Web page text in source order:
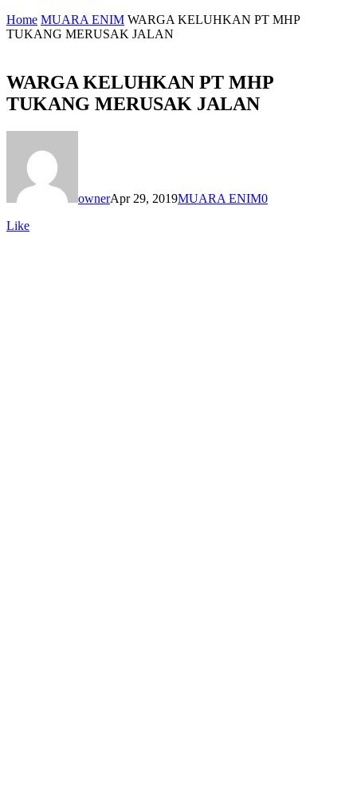
Home MUARA ENIM WARGA KELUHKAN PT MHP
TUKANG MERUSAK JALAN
WARGA KELUHKAN PT MHP
TUKANG MERUSAK JALAN
ownerApr 29, 2019MUARA ENIM0
Like